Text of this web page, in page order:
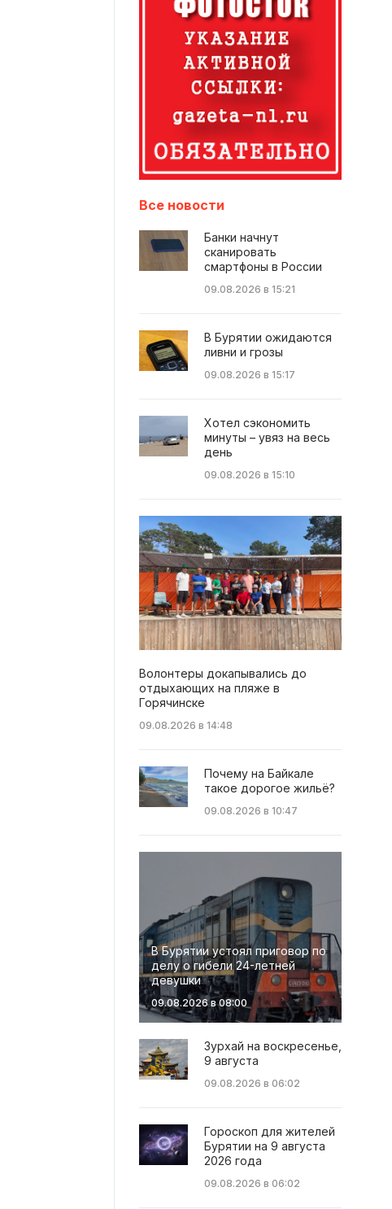
Все новости
Банки начнут
сканировать
смартфоны в России
09.08.2026 в 15:21
В Бурятии ожидаются
ливни и грозы
09.08.2026 в 15:17
Хотел сэкономить
минуты – увяз на весь
день
09.08.2026 в 15:10
Волонтеры докапывались до
отдыхающих на пляже в
Горячинске
09.08.2026 в 14:48
Почему на Байкале
такое дорогое жильё?
09.08.2026 в 10:47
В Бурятии устоял приговор по
делу о гибели 24-летней
девушки
09.08.2026 в 08:00
Зурхай на воскресенье,
9 августа
09.08.2026 в 06:02
Гороскоп для жителей
Бурятии на 9 августа
2026 года
09.08.2026 в 06:02